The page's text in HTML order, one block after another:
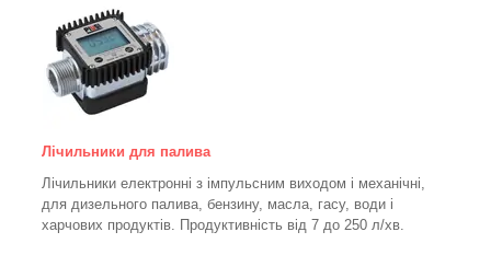
Лічильники для палива
Лічильники електронні з імпульсним виходом і механічні,
для дизельного палива, бензину, масла, гасу, води і
харчових продуктів. Продуктивність від 7 до 250 л/хв.